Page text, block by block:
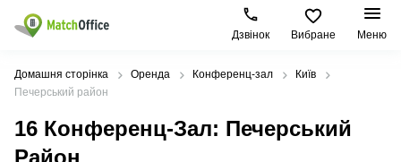
Дзвінок Вибране Меню
Орендувати
Тип
приміщення
Популярні
міста
Популярні
пошуки
Допомога
Домашня сторінка Оренда Конференц-зал
Київ
Печерський район
16 Конференц-Зал: Печерський
Район